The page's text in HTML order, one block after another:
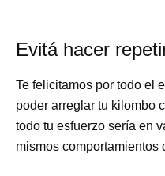
Evitá hacer
Te felicitamos por todo el
poder arreglar tu kilombo
todo tu esfuerzo sería en
mismos comportamientos